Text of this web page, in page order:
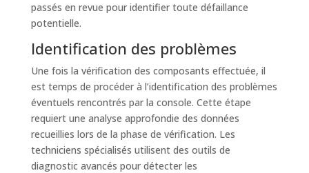
passés en revue pour identifier toute défaillance
potentielle.
Identification des problèmes
Une fois la vérification des composants effectuée, il
est temps de procéder à l’identification des problèmes
éventuels rencontrés par la console. Cette étape
requiert une analyse approfondie des données
recueillies lors de la phase de vérification. Les
techniciens spécialisés utilisent des outils de
diagnostic avancés pour détecter les